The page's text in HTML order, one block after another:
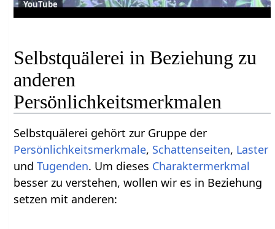
YouTube
Selbstquälerei in Beziehung zu
anderen
Persönlichkeitsmerkmalen
Selbstquälerei gehört zur Gruppe der
Persönlichkeitsmerkmale, Schattenseiten, Laster
undTugenden. Um dieses Charaktermerkmal
besser zu verstehen, wollen wir es in Beziehung
setzen mit anderen: